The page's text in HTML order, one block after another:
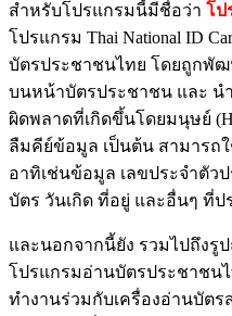
สำหรับโปรแกรมนี้มีชื่อว่า โป
โปรแกรม Thai National ID
บัตรประชาชนไทย โดยถูกพั
บนหน้าบัตรประชาชน และ น
ผิดพลาดที่เกิดขึ้นโดยมนุษย์
ลืมคีย์ข้อมูล เป็นต้น สามารถ
อาทิเช่นข้อมูล เลขประจำตัว
บัตร วันเกิด ที่อยู่ และอื่นๆ ที่
และนอกจากนี้ยัง รวมไปถึงรู
โปรแกรมอ่านบัตรประชาชนไ
ทำงานร่วมกับเครื่องอ่านบัตรส